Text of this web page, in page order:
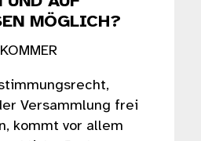
MÖGLICH?
Versammlung frei
kommt vor allem